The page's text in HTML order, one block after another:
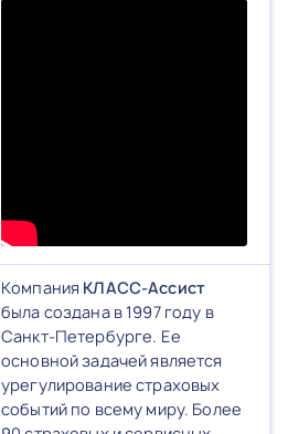
Компания КЛАСС-Ассист
была создана в 1997 году в
Санкт-Петербурге. Ее
основной задачей является
урегулирование страховых
событий по всему миру. Более